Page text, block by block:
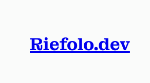
contenutoRiefolo.dev